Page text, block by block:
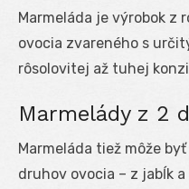
Marmeláda je výrobok z
ovocia zvareného s
rôsolovitej až tuhej
Marmelády z 2
Marmeláda tiež môže
druhov ovocia – z jabĺk